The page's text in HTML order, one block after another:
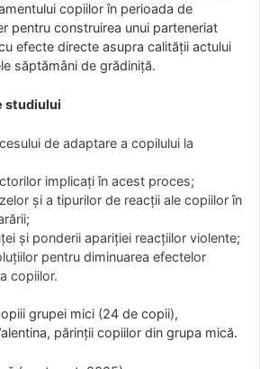
copiilor în perioada de
pentru construirea unui parteneriat
efecte directe asupra calităţii actului
săptămâni de grădiniţă.
studiului
de adaptare a copilului la
implicați în acest proces;
și a tipurilor de reacții ale copiilor în
și ponderii apariției reacțiilor violente;
pentru diminuarea efectelor
copiilor.
grupei mici (24 de copii),
părinții copiilor din grupa mică.